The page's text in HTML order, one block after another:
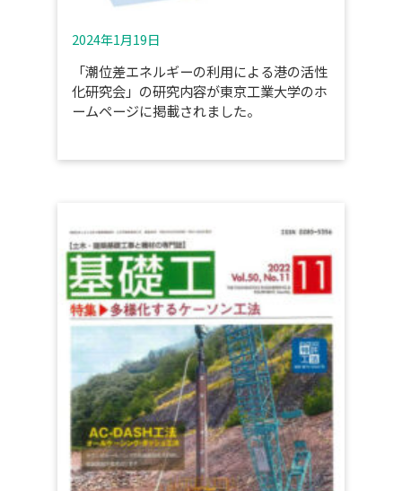
2024年1月19日
「潮位差エネルギーの利用による港の活性
化研究会」の研究内容が東京工業大学のホ
ームページに掲載されました。